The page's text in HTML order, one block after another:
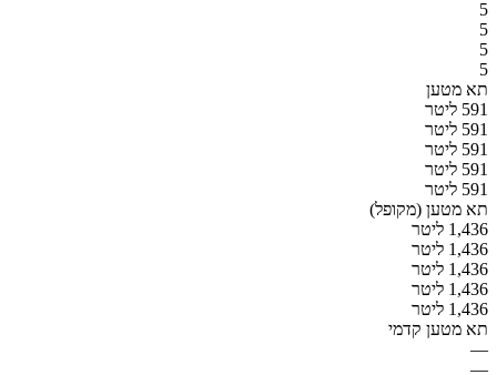
5
5
5
5
תא מטען
591 ליטר
591 ליטר
591 ליטר
591 ליטר
591 ליטר
תא מטען (מקופל)
1,436 ליטר
1,436 ליטר
1,436 ליטר
1,436 ליטר
1,436 ליטר
תא מטען קדמי
—
—